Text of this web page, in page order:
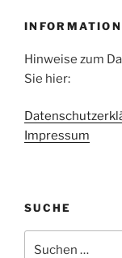
Hinweise zum
Sie hier:
Impressum
SUCHE